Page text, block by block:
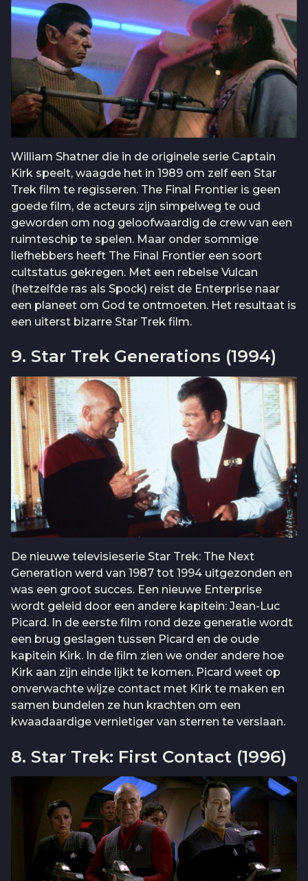
William Shatner die in de originele serie Captain
Kirk speelt, waagde het in 1989 om zelf een Star
Trek film te regisseren. The Final Frontier is geen
goede film, de acteurs zijn simpelweg te oud
geworden om nog geloofwaardig de crew van een
ruimteschip te spelen. Maar onder sommige
liefhebbers heeft The Final Frontier een soort
cultstatus gekregen. Met een rebelse Vulcan
(hetzelfde ras als Spock) reist de Enterprise naar
een planeet om God te ontmoeten. Het resultaat is
een uiterst bizarre Star Trek film.
9. Star Trek Generations (1994)
De nieuwe televisieserie Star Trek: The Next
Generation werd van 1987 tot 1994 uitgezonden en
was een groot succes. Een nieuwe Enterprise
wordt geleid door een andere kapitein: Jean-Luc
Picard. In de eerste film rond deze generatie wordt
een brug geslagen tussen Picard en de oude
kapitein Kirk. In de film zien we onder andere hoe
Kirk aan zijn einde lijkt te komen. Picard weet op
onverwachte wijze contact met Kirk te maken en
samen bundelen ze hun krachten om een
kwaadaardige vernietiger van sterren te verslaan.
8. Star Trek: First Contact (1996)